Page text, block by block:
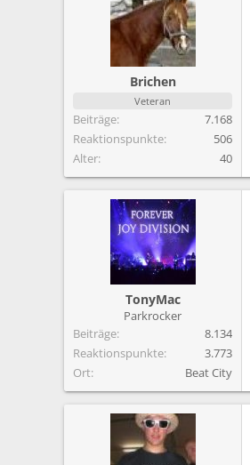
Brichen
Veteran
Beiträge
7.168
Reaktionspunkte
506
Alter
40
TonyMac
Parkrocker
Beiträge
8.134
Reaktionspunkte
3.773
Ort
Beat City